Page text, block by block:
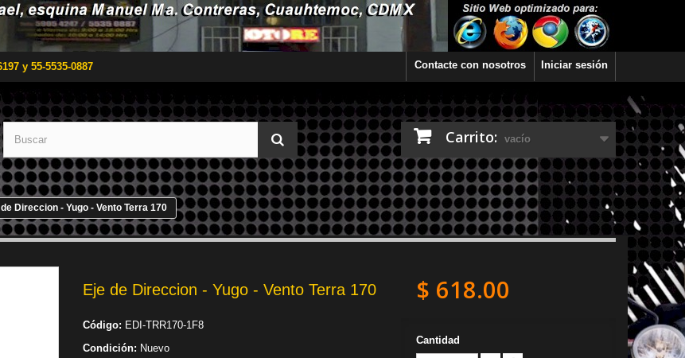
Iniciar sesión
Contacte con nosotros
y 55-5535-0887
Carrito: vacío
de Direccion - Yugo - Vento Terra 170
Eje de Direccion - Yugo - Vento Terra 170
Código: EDI-TRR170-1F8
Condición: Nuevo
$ 618.00
Cantidad